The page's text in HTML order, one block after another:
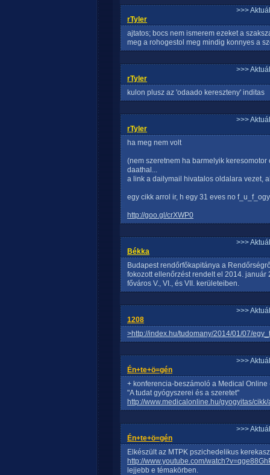
>>>
rTyler
ajtatos; bocs nem ismerem ezeket a
meg a rohogestol meg mindig konnyes a
>>>
rTyler
kulon plusz az 'odaado kereszteny' inditas
>>>
rTyler
ha meg nem volt
(nem szeretnem ha barmelyik
daathal...
a link a dailymail hivatalos oldalara vezet,
egy cikk arrol ir, h egy 31 eves no
http://goo.gl/crXWP0
>>>
Békka
Budapest rendőrfőkapitánya a
fokozott ellenőrzést rendelt el 2014.
főváros V., VI., és VII. kerületeiben.
>>>
1208
>http://index.hu/tudomany/2014/01/07/
>>>
Én+te+ö=gén
+ konferencia-beszámoló a Medical Online
"A tudat gyógyszerei és a szeretet"
http://www.medicalonline.hu/gyogyitas/
>>>
Én+te+ö=gén
Elkészült az MTPK pszichedelikus
http://www.youtube.com/
lejjebb e témakörben.